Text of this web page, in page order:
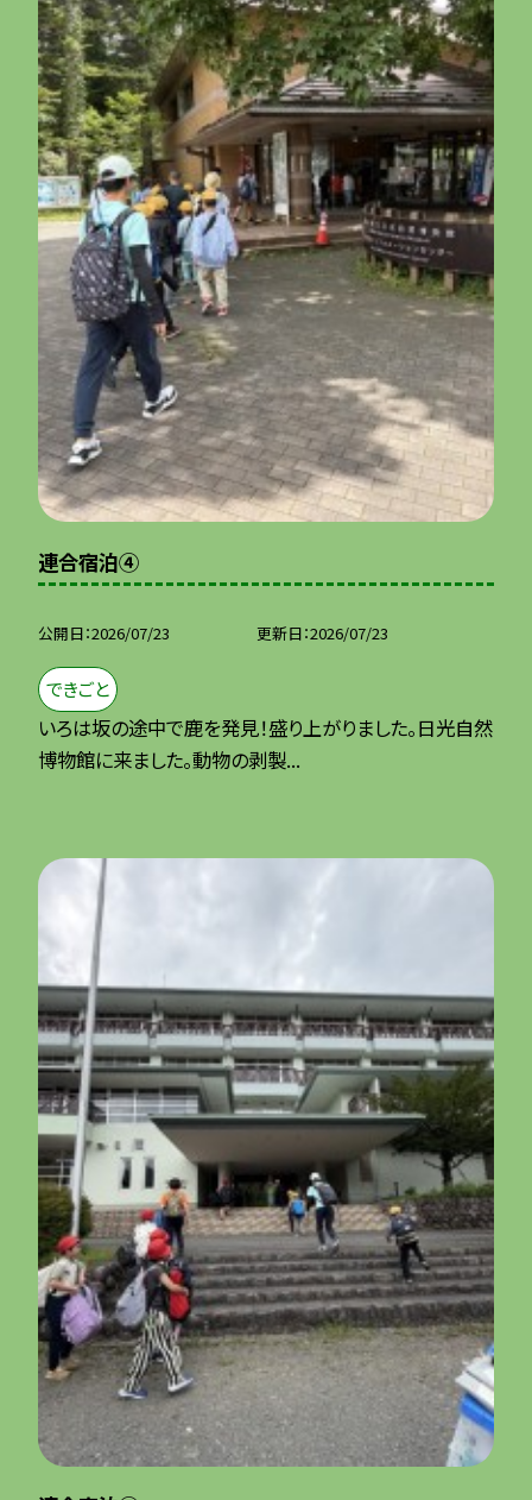
連合宿泊④
公開日 2026/07/23 更新日 2026/07/23
できごと
いろは坂の途中で鹿を発見！盛り上がりました。日光自然
博物館に来ました。動物の剥製...